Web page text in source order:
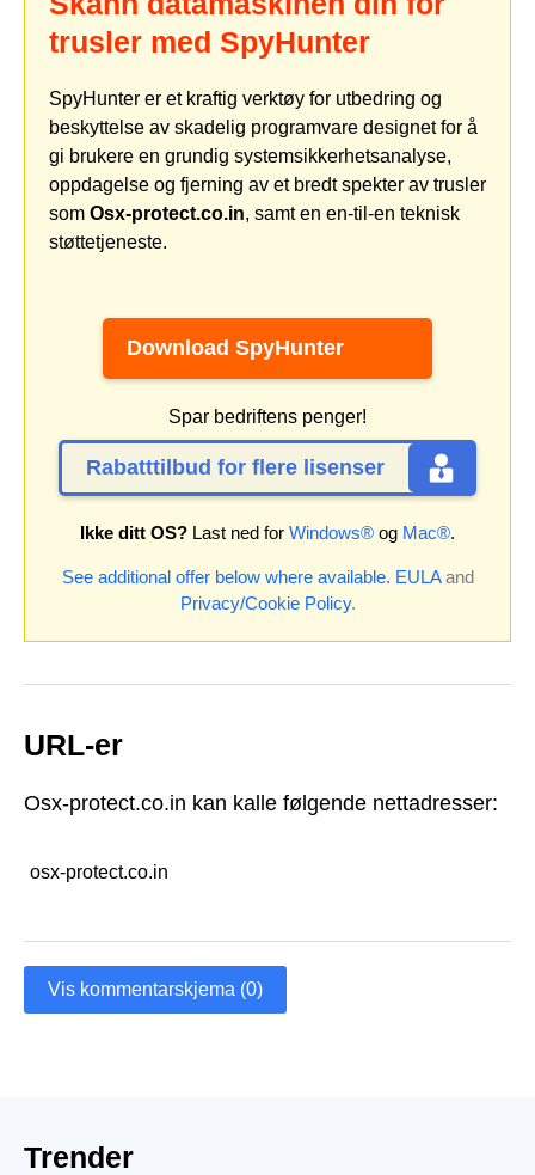
trusler med SpyHunter
SpyHunter er et kraftig verktøy for utbedring og
beskyttelse av skadelig programvare designet for å
gi brukere en grundig systemsikkerhetsanalyse,
oppdagelse og fjerning av et bredt spekter av trusler
som Osx-protect.co.in, samt en en-til-en teknisk
støttetjeneste.
Download SpyHunter
Spar bedriftens penger!
Rabatttilbud for flere lisenser
Ikke ditt OS? Last ned for Windows® og Mac®.
See additional offer below where available. EULAand
Privacy/Cookie Policy.
URL-er
Osx-protect.co.in kan kalle følgende nettadresser:
osx-protect.co.in
Vis kommentarskjema (0)
Trender